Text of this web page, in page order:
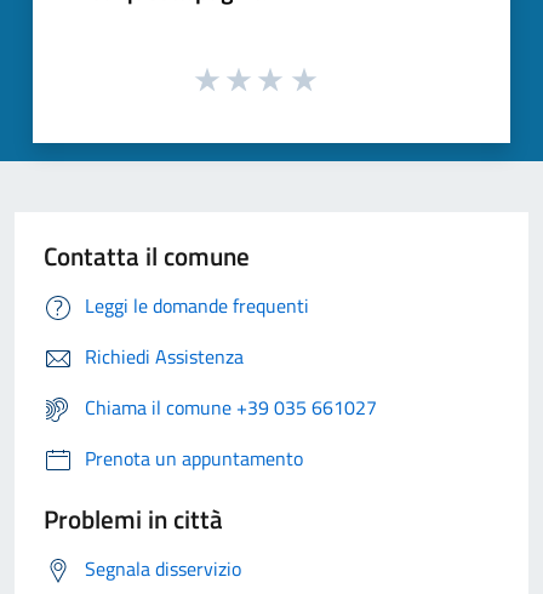
Contatta il comune
Leggi le domande frequenti
Richiedi Assistenza
Chiama il comune +39 035 661027
Prenota un appuntamento
Problemi in città
Segnala disservizio